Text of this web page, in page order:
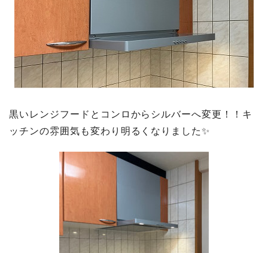
黒いレンジフードとコンロからシルバーへ変更！！キ
ッチンの雰囲気も変わり明るくなりました✨